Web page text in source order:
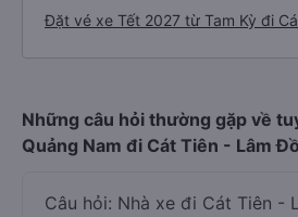
Đặt vé xe Tết 2027 từ Tam Kỳ đi
Những câu hỏi thường gặp về
Quảng Nam đi Cát Tiên - Lâm
Câu hỏi: Nhà xe đi Cát Tiên -